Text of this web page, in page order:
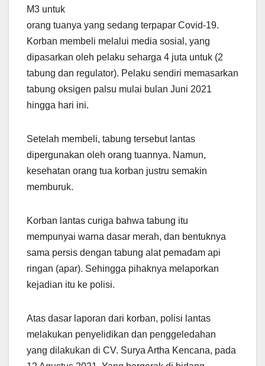
M3 untuk
orang tuanya yang sedang terpapar Covid-19.
Korban membeli melalui media sosial, yang
dipasarkan oleh pelaku seharga 4 juta untuk (2
tabung dan regulator). Pelaku sendiri memasarkan
tabung oksigen palsu mulai bulan Juni 2021
hingga hari ini.
Setelah membeli, tabung tersebut lantas
dipergunakan oleh orang tuannya. Namun,
kesehatan orang tua korban justru semakin
memburuk.
Korban lantas curiga bahwa tabung itu
mempunyai warna dasar merah, dan bentuknya
sama persis dengan tabung alat pemadam api
ringan (apar). Sehingga pihaknya melaporkan
kejadian itu ke polisi.
Atas dasar laporan dari korban, polisi lantas
melakukan penyelidikan dan penggeledahan
yang dilakukan di CV. Surya Artha Kencana, pada